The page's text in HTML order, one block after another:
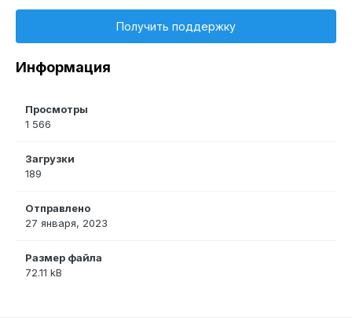
Получить поддержку
Информация
Просмотры
1 566
Загрузки
189
Отправлено
27 января, 2023
Размер файла
72.11 kB